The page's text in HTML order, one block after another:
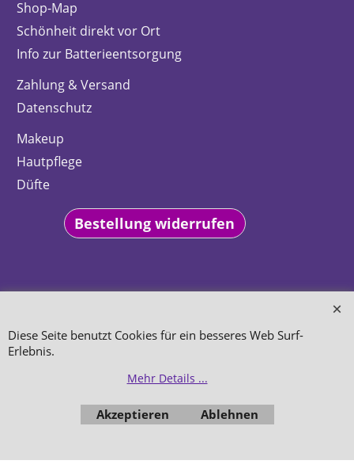
Shop-Map
Schönheit direkt vor Ort
Info zur Batterieentsorgung
Zahlung & Versand
Datenschutz
Makeup
Hautpflege
Düfte
Bestellung widerrufen
ShopFactory Shop
Software.
Diese Seite benutzt Cookies für ein besseres Web Surf-
Erlebnis.
Mehr Details ...
Akzeptieren Ablehnen